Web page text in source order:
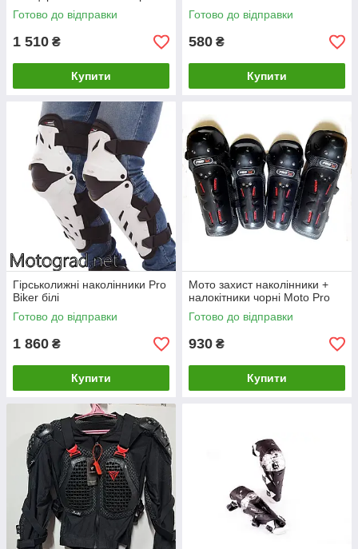
Готово до відправки
1 510 ₴
Купити
Готово до відправки
580 ₴
Купити
Гірськолижні наколінники Pro
Biker білі
Готово до відправки
1 860 ₴
Купити
Мото захист наколінники +
налокітники чорні Moto Pro
Готово до відправки
930 ₴
Купити